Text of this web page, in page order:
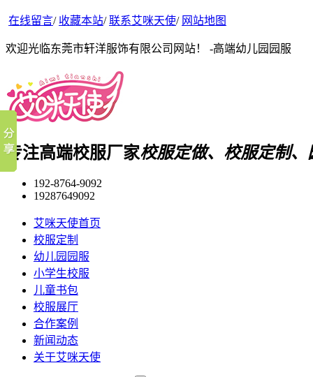
在线留言/ 收藏本站/联系艾咪天使/ 网站地图
欢迎光临东莞市轩洋服饰有限公司网站！ -高端幼儿园园服
专注高端校服厂家校服定做、校服定制
192-8764-9092
19287649092
艾咪天使首页
校服定制
幼儿园园服
小学生校服
儿童书包
校服展厅
合作案例
新闻动态
关于艾咪天使